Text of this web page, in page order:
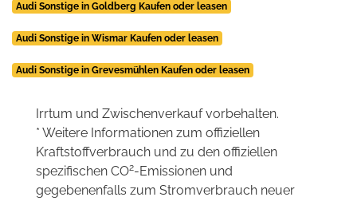
Audi Sonstige in Goldberg Kaufen oder leasen
Audi Sonstige in Wismar Kaufen oder leasen
Audi Sonstige in Grevesmühlen Kaufen oder leasen
Irrtum und Zwischenverkauf vorbehalten.
* Weitere Informationen zum offiziellen
Kraftstoffverbrauch und zu den offiziellen
spezifischen CO2-Emissionen und
gegebenenfalls zum Stromverbrauch neuer